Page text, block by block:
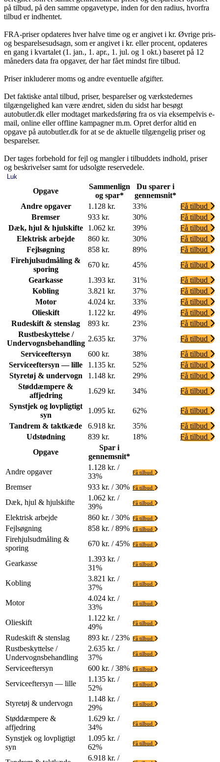
på tilbud, på den samme opgavetype, inden for den radius, hvorfra
tilbud er indhentet.
FRA-priser opdateres hver halve time og er angivet i kr. Øvrige pris-
og besparelsesudsagn, som er angivet i kr. eller procent, opdateres
en gang i kvartalet (1. jan., 1. apr., 1. jul. og 1 okt.) baseret på 12
måneders data fra opgaver, der har fået mindst fire tilbud.
Priser inkluderer moms og andre eventuelle afgifter.
Det faktiske antal tilbud, priser, besparelser og værkstedernes
tilgængelighed kan være ændret, siden du sidst har besøgt
autobutler.dk eller modtaget markedsføring fra os via eksempelvis e-
mail, online eller offline kampagner m.m. Opret derfor altid en
opgave på autobutler.dk for at se de aktuelle tilgængelig priser og
besparelser.
Der tages forbehold for fejl og mangler i tilbuddets indhold, priser
og beskrivelser samt for udsolgte reservedele.
Luk
Opgave
Sammenlign
og spar*
Du sparer i
gennemsnit*
Andre opgaver
1.128 kr. 33%
Få tilbud
Bremser
933 kr. 30%
Få tilbud
Dæk, hjul & hjulskifte
1.062 kr. 39%
Få tilbud
Elektrisk arbejde
860 kr. 30%
Få tilbud
Fejlsøgning
858 kr. 89%
Få tilbud
Firehjulsudmåling &
sporing
670 kr. 45%
Få tilbud
Gearkasse
1.393 kr. 31%
Få tilbud
Kobling
3.821 kr. 37%
Få tilbud
Motor
4.024 kr. 33%
Få tilbud
Olieskift
1.122 kr. 49%
Få tilbud
Rudeskift & stenslag
893 kr. 23%
Få tilbud
Rustbeskyttelse /
Undervognsbehandling
2.635 kr. 37%
Få tilbud
Serviceeftersyn
600 kr. 38%
Få tilbud
Serviceeftersyn — lille
1.135 kr. 52%
Få tilbud
Styretøj & undervogn
1.148 kr. 29%
Få tilbud
Støddæmpere &
affjedring
1.629 kr. 34%
Få tilbud
Synstjek og lovpligtigt
syn
1.095 kr. 62%
Få tilbud
Tandrem & taktkæde
6.918 kr. 35%
Få tilbud
Udstødning
839 kr. 18%
Få tilbud
Opgave
Spar i
gennemsnit*
Andre opgaver
1.128 kr. /
33%
Få tilbud
Bremser 933 kr. / 30% Få tilbud
Dæk, hjul & hjulskifte
1.062 kr. /
39%
Få tilbud
Elektrisk arbejde 860 kr. / 30% Få tilbud
Fejlsøgning 858 kr. / 89% Få tilbud
Firehjulsudmåling &
sporing
670 kr. / 45% Få tilbud
Gearkasse
1.393 kr. /
31%
Få tilbud
Kobling
3.821 kr. /
37%
Få tilbud
Motor
4.024 kr. /
33%
Få tilbud
Olieskift
1.122 kr. /
49%
Få tilbud
Rudeskift & stenslag 893 kr. / 23% Få tilbud
Rustbeskyttelse /
Undervognsbehandling
2.635 kr. /
37%
Få tilbud
Serviceeftersyn 600 kr. / 38% Få tilbud
Serviceeftersyn — lille
1.135 kr. /
52%
Få tilbud
Styretøj & undervogn
1.148 kr. /
29%
Få tilbud
Støddæmpere &
affjedring
1.629 kr. /
34%
Få tilbud
Synstjek og lovpligtigt
syn
1.095 kr. /
62%
Få tilbud
6.918 kr. /